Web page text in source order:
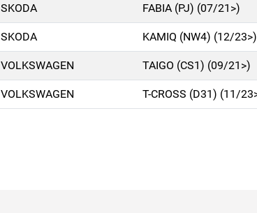
SKODA FABIA (PJ) (07/21>)
SKODA KAMIQ (NW4) (12/23>)
VOLKSWAGEN TAIGO (CS1) (09/21>)
VOLKSWAGEN T-CROSS (D31) (11/